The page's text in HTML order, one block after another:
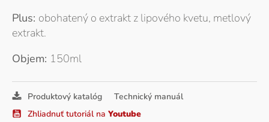
Plus: obohatený o extrakt z lipového kvetu, metlový
extrakt.
Objem: 150ml
Produktový katalóg
Technický manuál
Zhliadnuť tutoriál na Youtube